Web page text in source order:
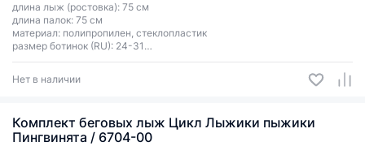
длина лыж (ростовка): 75 см
длина палок: 75 см
материал: полипропилен, стеклопластик
размер ботинок (RU): 24-31
тип креплений: 2 ремня
Нет в наличии
Комплект беговых лыж Цикл Лыжики пыжики
Пингвинята / 6704-00